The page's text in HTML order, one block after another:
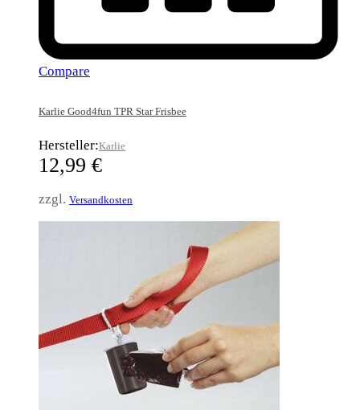
Compare
Karlie Good4fun TPR Star Frisbee
Hersteller:Karlie
12,99 €
zzgl. Versandkosten